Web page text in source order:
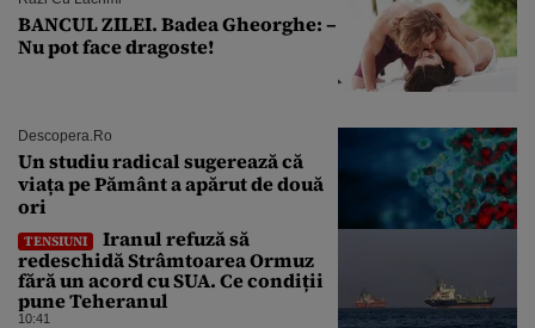
BANCUL ZILEI. Badea Gheorghe: –
Nu pot face dragoste!
Descopera.ro
Un studiu radical sugerează că
viața pe Pământ a apărut de două
ori
TENSIUNI
Iranul refuză să
redeschidă Strâmtoarea Ormuz
fără un acord cu SUA. Ce condiții
pune Teheranul
10:41